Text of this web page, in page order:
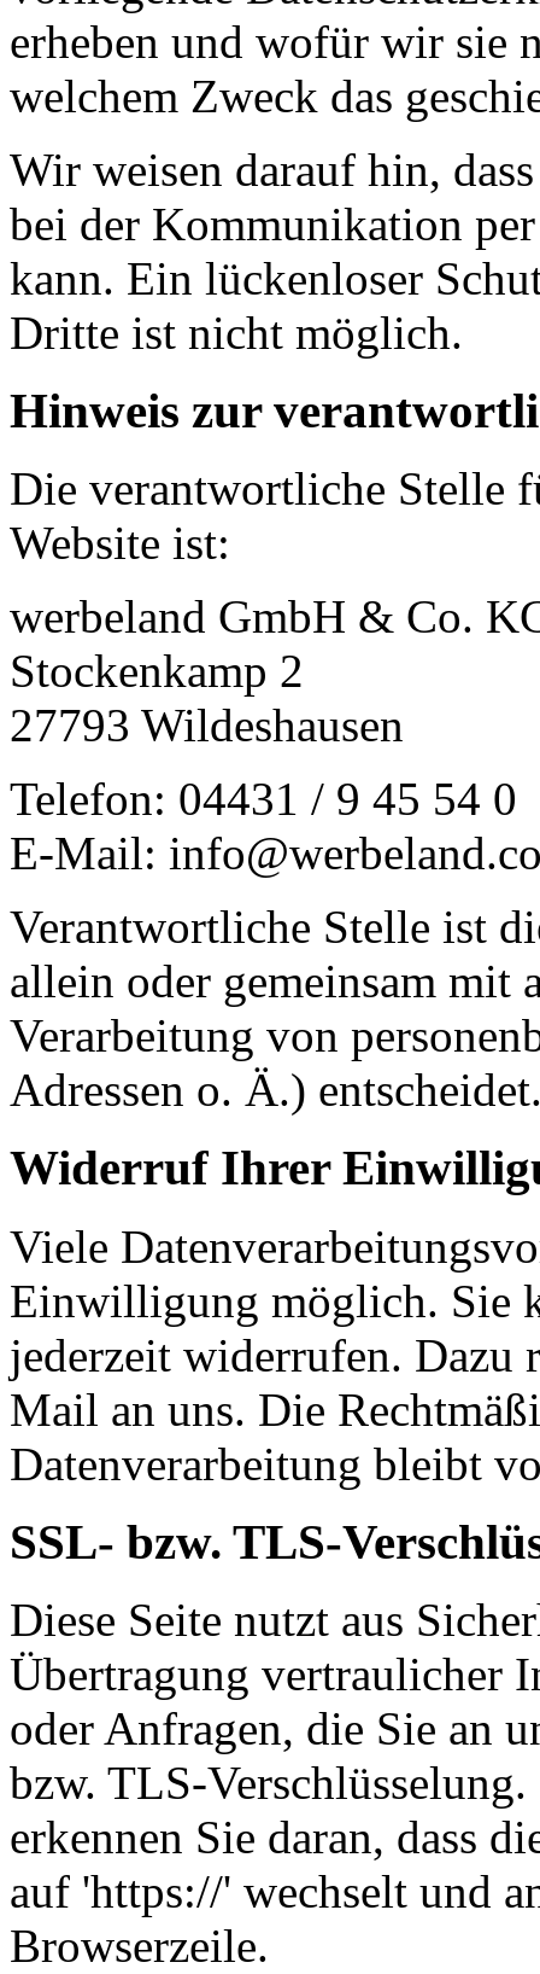
erheben und wofür wir sie
welchem Zweck das
Wir weisen darauf hin,
bei der Kommunikation
kann. Ein lückenloser
Dritte ist nicht möglich.
Hinweis zur
Die verantwortliche Stelle
Website ist:
werbeland GmbH & Co.
Stockenkamp 2
27793 Wildeshausen
Telefon: 04431 / 9 45 54 0
E-Mail:
Verantwortliche Stelle ist
allein oder gemeinsam mit
Verarbeitung von
Adressen o. Ä.)
Widerruf Ihrer
Viele
Einwilligung möglich. Sie
jederzeit widerrufen.
Mail an uns. Die
Datenverarbeitung bleibt
SSL- bzw. TLS-
Diese Seite nutzt aus
Übertragung vertraulicher
oder Anfragen, die Sie an
bzw. TLS-
erkennen Sie daran, dass
auf 'https://' wechselt und
Browserzeile.